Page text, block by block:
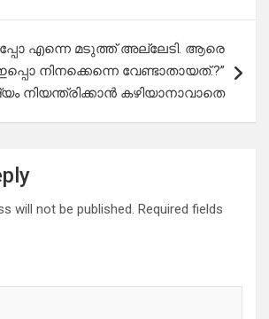
എന്നെ മടുത്ത് അല്ലേടി. ആരെ
ഇപ്പൊ നിനക്കെന്നെ വേണ്ടാതായത്.?”
നിയന്ത്രിക്കാൻ കഴിയാനാവാതെ
will not be published. Required fields